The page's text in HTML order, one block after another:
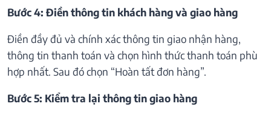
Bước 4: Điền thông tin khách hàng và giao hàng
Điền đầy đủ và chính xác thông tin giao nhận hàng,
thông tin thanh toán và chọn hình thức thanh toán phù
hợp nhất. Sau đó chọn “Hoàn tất đơn hàng”.
Bước 5: Kiểm tra lại thông tin giao hàng